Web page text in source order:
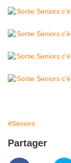
#Séniors
Partager